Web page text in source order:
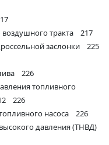
воздушного тракта 217
заслонки 225
226
топливного
226
насоса 226
давления (ТНВД)